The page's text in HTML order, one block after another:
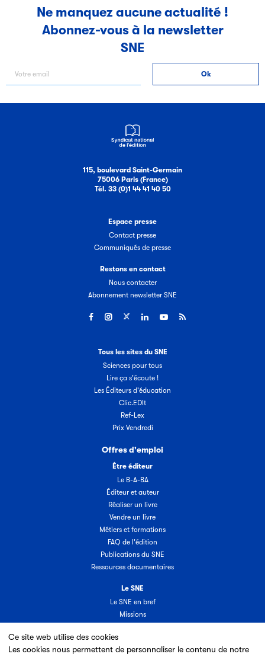
Ce site web utilise des cookies
Les cookies nous permettent de personnaliser le contenu de notre
Ne manquez aucune actualité !
Abonnez-vous à la newsletter
SNE
115, boulevard Saint-Germain
75006 Paris (France)
Tél. 33 (0)1 44 41 40 50
Espace presse
Contact presse
Communiqués de presse
Restons en contact
Nous contacter
Abonnement newsletter SNE
Tous les sites du SNE
Sciences pour tous
Lire ça s'écoute !
Les Éditeurs d'éducation
Clic.EDIt
Ref-Lex
Prix Vendredi
Offres d'emploi
Être éditeur
Le B-A-BA
Éditeur et auteur
Réaliser un livre
Vendre un livre
Métiers et formations
FAQ de l'édition
Publications du SNE
Ressources documentaires
Le SNE
Le SNE en bref
Missions
Groupes & commissions
Partenaires